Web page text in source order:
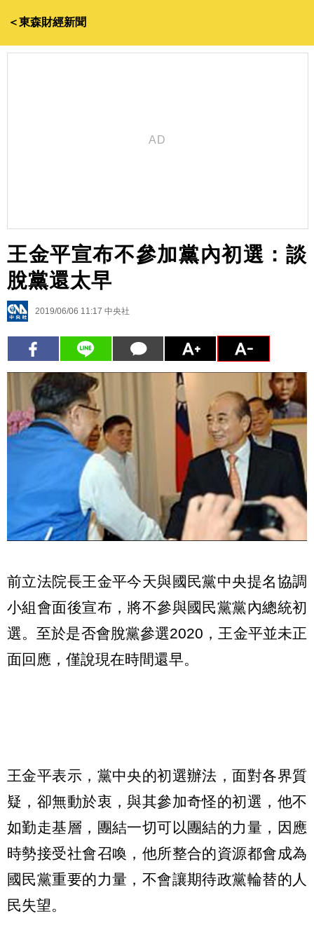
＜東森財經新聞
王金平宣布不參加黨內初選：談
脫黨還太早
2019/06/06 11:17 中央社
前立法院長王金平今天與國民黨中央提名協調
小組會面後宣布，將不參與國民黨黨內總統初
選。至於是否會脫黨參選2020，王金平並未正
面回應，僅說現在時間還早。
王金平表示，黨中央的初選辦法，面對各界質
疑，卻無動於衷，與其參加奇怪的初選，他不
如勤走基層，團結一切可以團結的力量，因應
時勢接受社會召喚，他所整合的資源都會成為
國民黨重要的力量，不會讓期待政黨輪替的人
民失望。